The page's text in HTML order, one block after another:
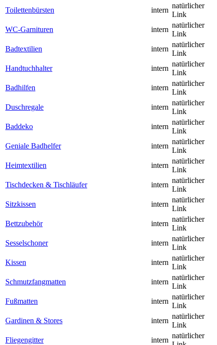
Toilettenbürsten intern
natürlicher
Link
WC-Garnituren
intern
natürlicher
Link
Badtextilien
intern
natürlicher
Link
Handtuchhalter
intern
natürlicher
Link
Badhilfen
intern
natürlicher
Link
Duschregale
intern
natürlicher
Link
Baddeko
intern
natürlicher
Link
Geniale Badhelfer
intern
natürlicher
Link
Heimtextilien
intern
natürlicher
Link
Tischdecken & Tischläufer
intern
natürlicher
Link
Sitzkissen
intern
natürlicher
Link
Bettzubehör
intern
natürlicher
Link
Sesselschoner
intern
natürlicher
Link
Kissen
intern
natürlicher
Link
Schmutzfangmatten
intern
natürlicher
Link
Fußmatten
intern
natürlicher
Link
Gardinen & Stores
intern
natürlicher
Link
Fliegengitter
intern
natürlicher